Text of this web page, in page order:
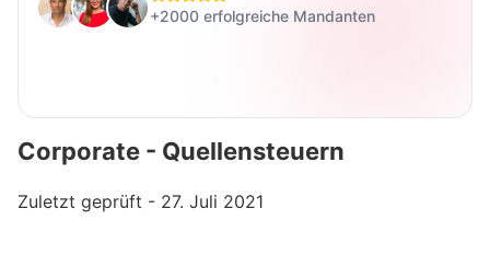
+2000 erfolgreiche Mandanten
Corporate - Quellensteuern
Zuletzt geprüft - 27. Juli 2021